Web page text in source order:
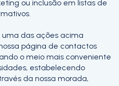
ou inclusão em listas de
das ações acima
página de contactos
o meio mais conveniente
estabelecendo
da nossa morada,